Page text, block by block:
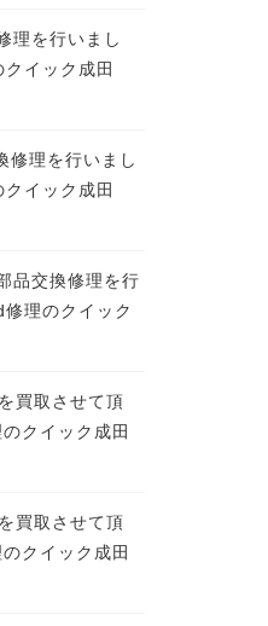
理を行いまし
イック成田
修理を行いまし
イック成田
品交換修理を行
理のクイック
買取させて頂
クイック成田
買取させて頂
クイック成田